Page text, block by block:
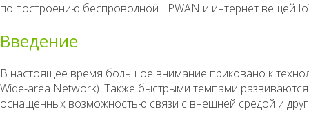
по построению беспроводной LPWAN и интернет вещей
Введение
В настоящее время большое внимание приковано к
Wide-area Network). Также быстрыми темпами
оснащенных возможностью связи с внешней средой и